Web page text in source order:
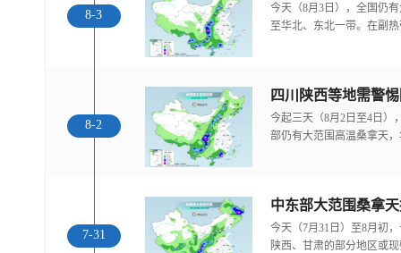
8-3
今天（8月3日），全国仍
至华北、东北一带。在副
8-2
今起三天（8月2日至4日）
部仍有大范围高温桑拿天
7-31
中东部大范围桑拿
今天（7月31日）至8月初
陕西、甘肃的部分地区或